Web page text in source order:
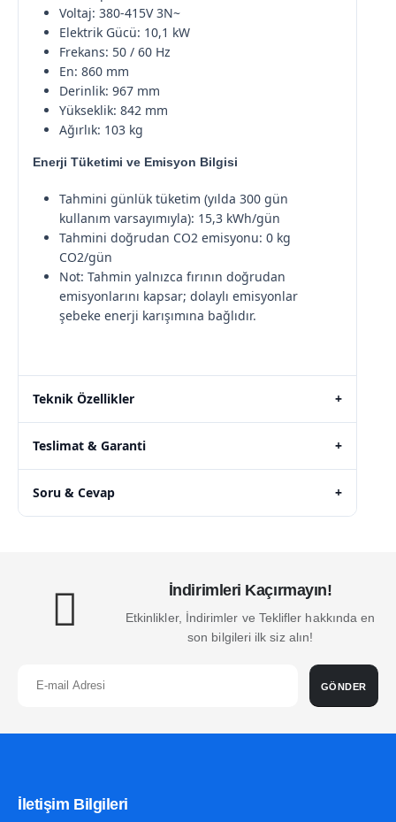
Voltaj: 380-415V 3N~
Elektrik Gücü: 10,1 kW
Frekans: 50 / 60 Hz
En: 860 mm
Derinlik: 967 mm
Yükseklik: 842 mm
Ağırlık: 103 kg
Enerji Tüketimi ve Emisyon Bilgisi
Tahmini günlük tüketim (yılda 300 gün
kullanım varsayımıyla): 15,3 kWh/gün
Tahmini doğrudan CO2 emisyonu: 0 kg
CO2/gün
Not: Tahmin yalnızca fırının doğrudan
emisyonlarını kapsar; dolaylı emisyonlar
şebeke enerji karışımına bağlıdır.
Teknik Özellikler +
Teslimat & Garanti +
Soru & Cevap +
İndirimleri Kaçırmayın!
Etkinlikler, İndirimler ve Teklifler hakkında en
son bilgileri ilk siz alın!
GÖNDER
İletişim Bilgileri